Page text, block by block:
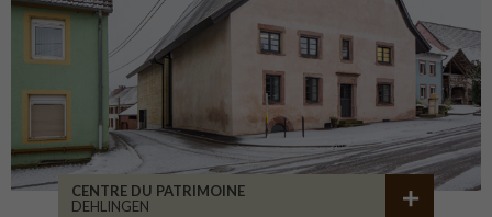
CENTRE DU PATRIMOINE
DEHLINGEN